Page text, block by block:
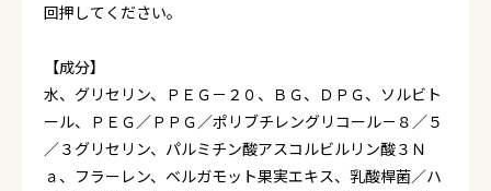
回押してください。
【成分】
水、グリセリン、ＰＥＧ－２０、ＢＧ、ＤＰＧ、ソルビト
ール、ＰＥＧ／ＰＰＧ／ポリブチレングリコール－８／５
／３グリセリン、パルミチン酸アスコルビルリン酸３Ｎ
ａ、フラーレン、ベルガモット果実エキス、乳酸桿菌／ハ